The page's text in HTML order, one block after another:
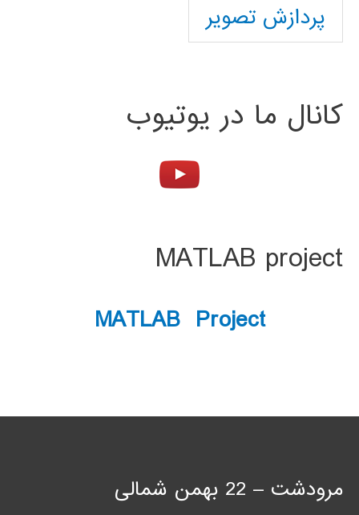
پردازش تصویر
کانال ما در یوتیوب
MATLAB project
MATLAB Project
مرودشت – 22 بهمن شمالی